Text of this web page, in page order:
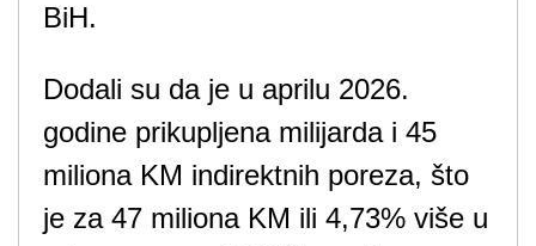
BiH.
Dodali su da je u aprilu 2026.
godine prikupljena milijarda i 45
miliona KM indirektnih poreza, što
je za 47 miliona KM ili 4,73% više u